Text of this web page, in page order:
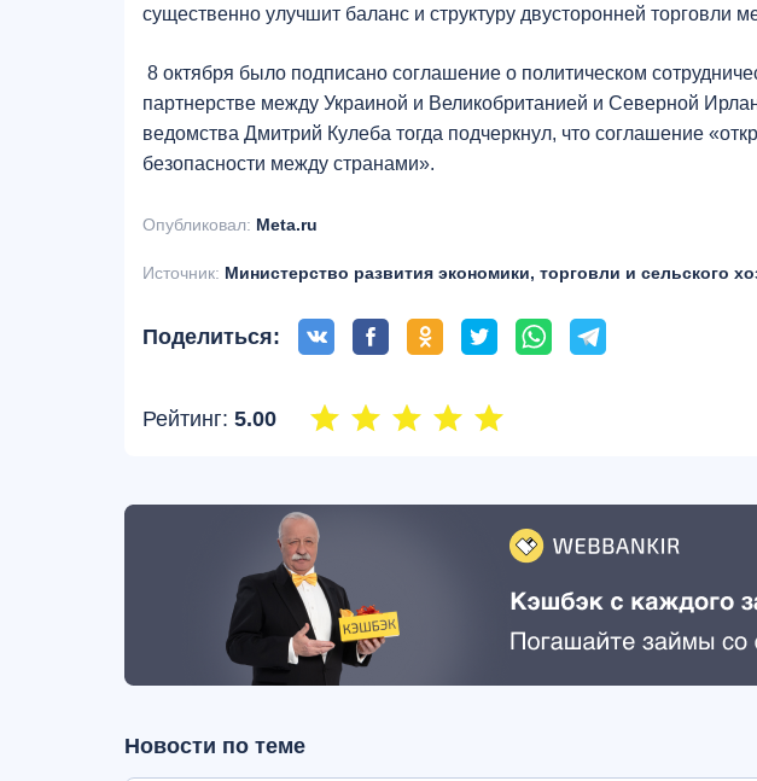
существенно улучшит баланс и структуру двусторонней торговли
8 октября было подписано соглашение о политическом
партнерстве между Украиной и Великобританией и Северной
ведомства Дмитрий Кулеба тогда подчеркнул, что соглашение
безопасности между странами».
Опубликовал: Meta.ru
Источник: Министерство развития экономики, торговли и сельского
Поделиться:
Рейтинг: 5.00
Новости по теме